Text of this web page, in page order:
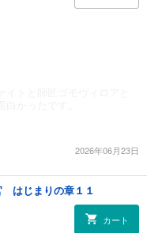
2026年06月23日
はじまりの章１１
カート